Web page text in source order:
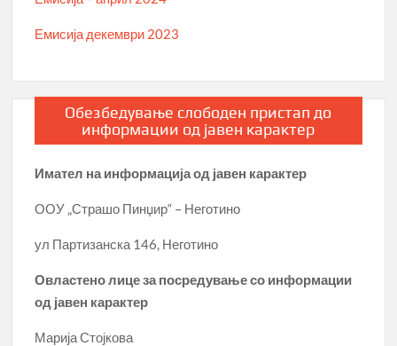
Емисија декември 2023
Обезбедување слободен пристап до
информации од јавен карактер
Имател на информација од јавен карактер
ООУ „Страшо Пинџир“ – Неготино
ул Партизанска 146, Неготино
Овластено лице за посредување со информации
од јавен карактер
Марија Стојкова